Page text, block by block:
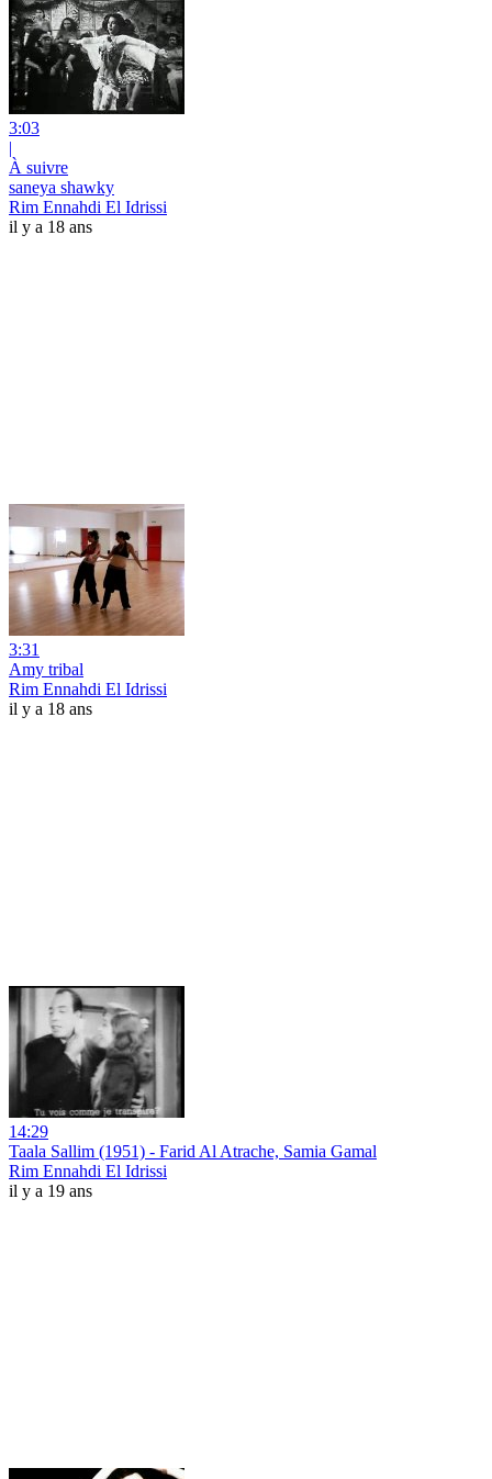
3:03
|
À suivre
saneya shawky
Rim Ennahdi El Idrissi
il y a 18 ans
3:31
Amy tribal
Rim Ennahdi El Idrissi
il y a 18 ans
14:29
Taala Sallim (1951) - Farid Al Atrache, Samia Gamal
Rim Ennahdi El Idrissi
il y a 19 ans